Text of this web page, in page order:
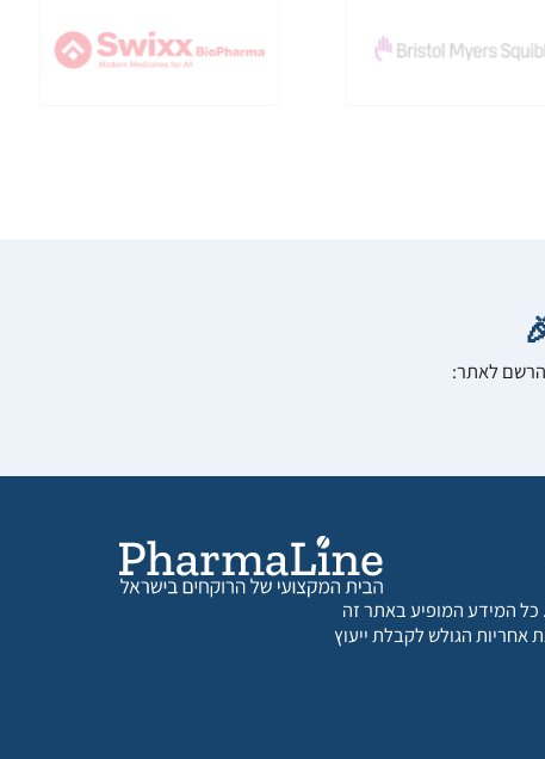
לאתר:
כל המידע המופיע באתר זה
אחריות הגולש לקבלת ייעוץ